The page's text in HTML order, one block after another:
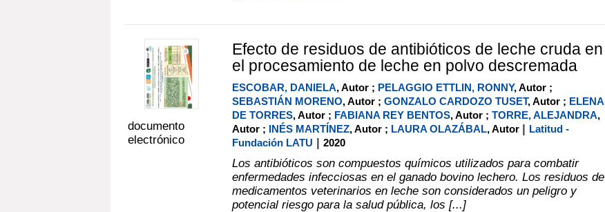
documento
electrónico
Efecto de residuos de antibióticos de leche cruda en
el procesamiento de leche en polvo descremada
ESCOBAR, DANIELA, Autor ; PELAGGIO ETTLIN, RONNY, Autor ;
SEBASTIÁN MORENO, Autor ; GONZALO CARDOZO TUSET, Autor ; ELENA
DE TORRES, Autor ; FABIANA REY BENTOS, Autor ; TORRE, ALEJANDRA,
Autor ; INÉS MARTÍNEZ, Autor ; LAURA OLAZÁBAL, Autor | Latitud -
Fundación LATU | 2020
Los antibióticos son compuestos químicos utilizados para combatir
enfermedades infecciosas en el ganado bovino lechero. Los residuos de
medicamentos veterinarios en leche son considerados un peligro y
potencial riesgo para la salud pública, los [...]